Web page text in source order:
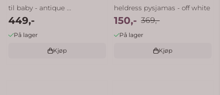
til baby - antique ...
449,-
På lager
Kjøp
heldress pysjamas - off white
150,- 369,-
På lager
Kjøp